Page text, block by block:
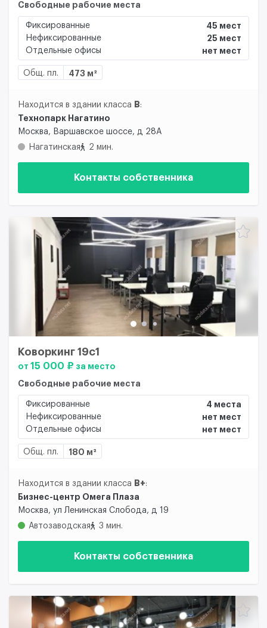
Свободные рабочие места
Фиксированные
45 мест
Нефиксированные
25 мест
Отдельные офисы
нет мест
Общ. пл. 473 м²
Находится в здании класса B:
Технопарк Нагатино
Москва, Варшавское шоссе, д 28А
Нагатинская
2 мин.
Контакты собственника
Коворкинг 19с1
от 15 000 ₽ за место
Свободные рабочие места
Фиксированные
4 места
Нефиксированные
нет мест
Отдельные офисы
нет мест
Общ. пл. 180 м²
Находится в здании класса B+:
Бизнес-центр Омега Плаза
Москва, ул Ленинская Слобода, д 19
Автозаводская
3 мин.
Контакты собственника